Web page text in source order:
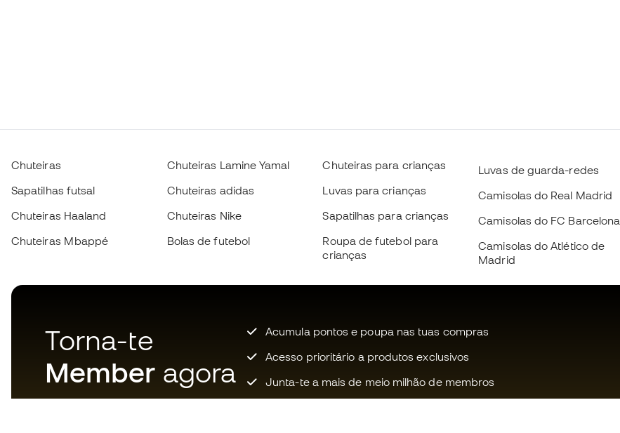
Chuteiras
Sapatilhas futsal
Chuteiras Haaland
Chuteiras Mbappé
Chuteiras Lamine Yamal
Chuteiras adidas
Chuteiras Nike
Bolas de futebol
Chuteiras para crianças
Luvas para crianças
Sapatilhas para crianças
Roupa de futebol para
crianças
Luvas de guarda-redes
Camisolas do Real Madrid
Camisolas do FC Barcelona
Camisolas do Atlético de
Madrid
Torna-te
Member agora
Acumula pontos e poupa nas tuas compras
Acesso prioritário a produtos exclusivos
Junta-te a mais de meio milhão de membros